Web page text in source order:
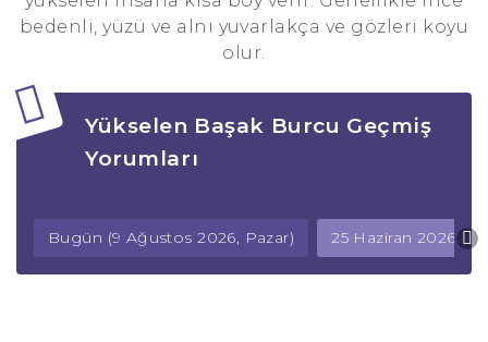
bedenli, yüzü ve alnı yuvarlakça ve gözleri koyu
olur.
Yükselen Başak Burcu Geçmiş
Yorumları
Bugün (9 Ağustos 2026, Pazar) 25 Haziran 2026,